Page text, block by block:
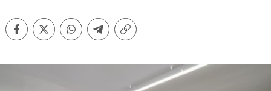
FacebookTwitterWhatsappTelegramCopiar